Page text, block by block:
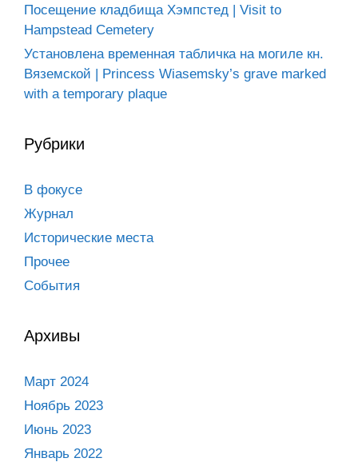
Посещение кладбища Хэмпстед | Visit to
Hampstead Cemetery
Установлена временная табличка на могиле кн.
Вяземской | Princess Wiasemsky’s grave marked
with a temporary plaque
Рубрики
В фокусе
Журнал
Исторические места
Прочее
События
Архивы
Март 2024
Ноябрь 2023
Июнь 2023
Январь 2022